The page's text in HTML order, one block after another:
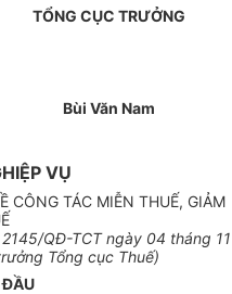
TỔNG CỤC TRƯỞNG
Bùi Văn Nam
VỤ
CÔNG TÁC MIỄN THUẾ, GIẢM
/QĐ-TCT ngày 04 tháng 11
Tổng cục Thuế)
ĐẦU